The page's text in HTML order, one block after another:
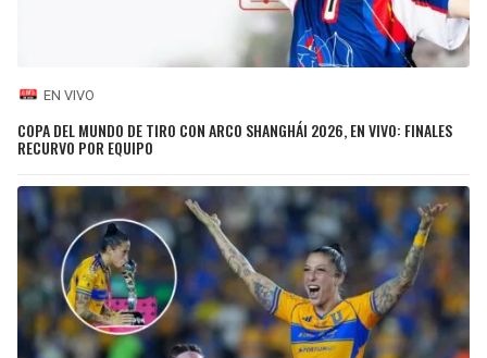
EN VIVO
COPA DEL MUNDO DE TIRO CON ARCO SHANGHÁI 2026, EN VIVO: FINALES
RECURVO POR EQUIPO